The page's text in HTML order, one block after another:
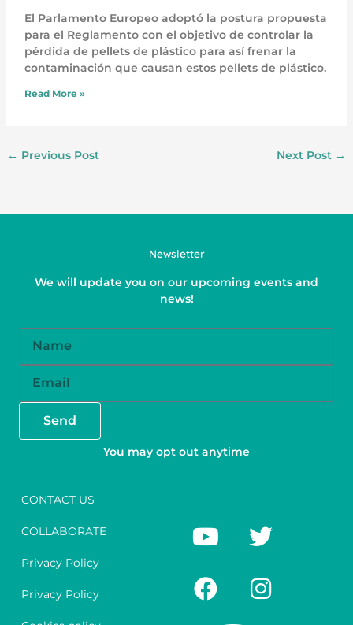
El Parlamento Europeo adoptó la postura propuesta
para el Reglamento con el objetivo de controlar la
pérdida de pellets de plástico para así frenar la
contaminación que causan estos pellets de plástico.
Read More »
← Previous Post Next Post →
Newsletter
We will update you on our upcoming events and
news!
Send
You may opt out anytime
CONTACT US
COLLABORATE
Privacy Policy
Privacy Policy
Y
o
t
T
w
t
F
a
e
I
n
t